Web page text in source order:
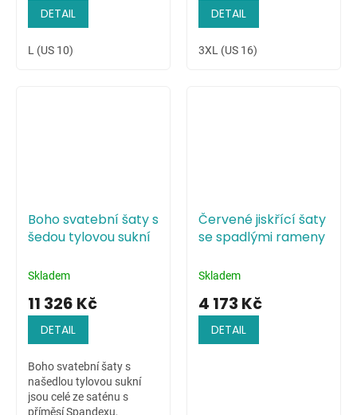
DETAIL
L (US 10)
DETAIL
3XL (US 16)
Boho svatební šaty s
šedou tylovou sukní
Skladem
11 326 Kč
DETAIL
Boho svatební šaty s
našedlou tylovou sukní
jsou celé ze saténu s
příměsí Spandexu,
Červené jiskřící šaty
se spadlými rameny
Skladem
4 173 Kč
DETAIL